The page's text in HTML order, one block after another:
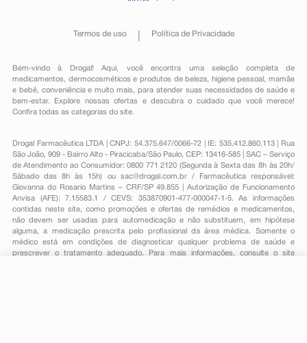
Termos de uso Política de Privacidade
Bem-vindo à Drogal! Aqui, você encontra uma seleção completa de
medicamentos , dermocosméticos e produtos de beleza, higiene pessoal ,mamãe
e bebê, conveniênciae muito mais, para atender suas necessidades de saúde e
bem-estar. Explore nossas ofertas e descubra o cuidado que você merece!
Confira todas as categorias do site.
Drogal Farmacêutica LTDA | CNPJ: 54.375.647/0066-72 | IE: 535.412.860.113 | Rua
São João, 909 - Bairro Alto - Piracicaba/São Paulo, CEP: 13416-585 | SAC – Serviço
de Atendimento ao Consumidor: 0800 771 2120 (Segunda à Sexta das 8h às 20h/
Sábado das 8h às 15h) ou sac@drogal.com.br/ Farmacêutica responsável:
Giovanna do Rosario Martins – CRF/SP 49.855 | Autorização de Funcionamento
Anvisa (AFE): 7.15583.1 / CEVS: 353870901-477-000047-1-5. As informações
contidas neste site, como promoções e ofertas de remédios e medicamentos,
não devem ser usadas para automedicação e não substituem, em hipótese
alguma, a medicação prescrita pelo profissional da área médica. Somente o
médico está em condições de diagnosticar qualquer problema de saúde e
prescrever o tratamento adequado. Para mais informações, consulte o site